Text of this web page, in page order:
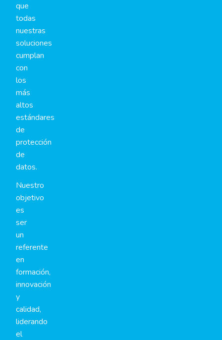
que
todas
nuestras
soluciones
cumplan
con
los
más
altos
estándares
de
protección
de
datos.
Nuestro
objetivo
es
ser
un
referente
en
formación,
innovación
y
calidad,
liderando
el